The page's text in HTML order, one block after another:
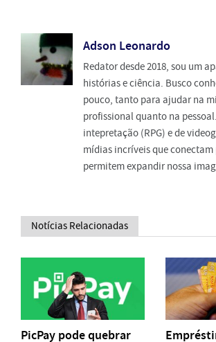
Adson Leonardo
Redator desde 2018, sou um
histórias e ciência. Busco
pouco, tanto para ajudar na
profissional quanto na
intepretação (RPG) e de
mídias incríveis que conectam
permitem expandir nossa
Notícias Relacionadas
PicPay pode quebrar